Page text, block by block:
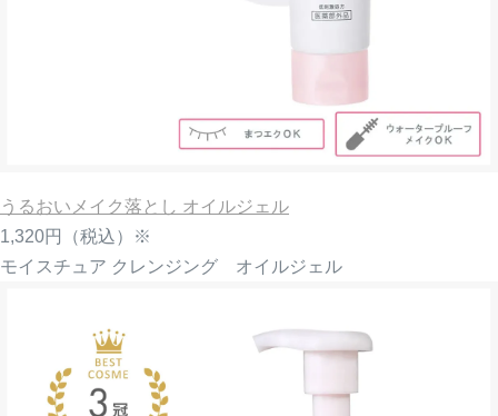
うるおいメイク落とし オイルジェル
1,320円
（税込）※
モイスチュア クレンジング オイルジェル